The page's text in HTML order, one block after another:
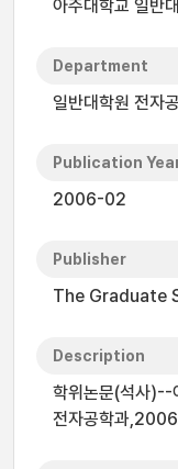
아주대학교 일반
Department
일반대학원 전자
Publication
2006-02
Publisher
The Graduate
Description
학위논문(석사)--
전자공학과